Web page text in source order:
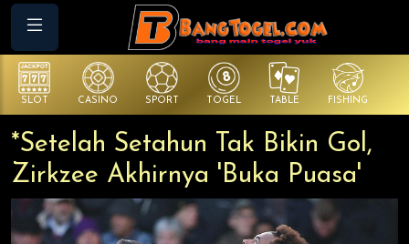
SLOT CASINO SPORT TOGEL TABLE FISHING
*Setelah Setahun Tak Bikin Gol,
Zirkzee Akhirnya 'Buka Puasa'